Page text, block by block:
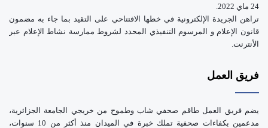
24 ماي 2022.
تراهن الجريدة الإلكترونية في خطها الافتتاحي على التقيد بما جاء به مضمون
قانون الإعلام و المرسوم التنفيذي المحدد لشروط ممارسة نشاط الإعلام عبر
الأنترنت.
فريق العمل
يضم فريق العمل طاقم صحفي شاب وطموح من خريجي الجامعة الجزائرية،
مدعمين بكفاءات صحفية تملك خبرة في الميدان منذ أكثر من 10 سنوات،